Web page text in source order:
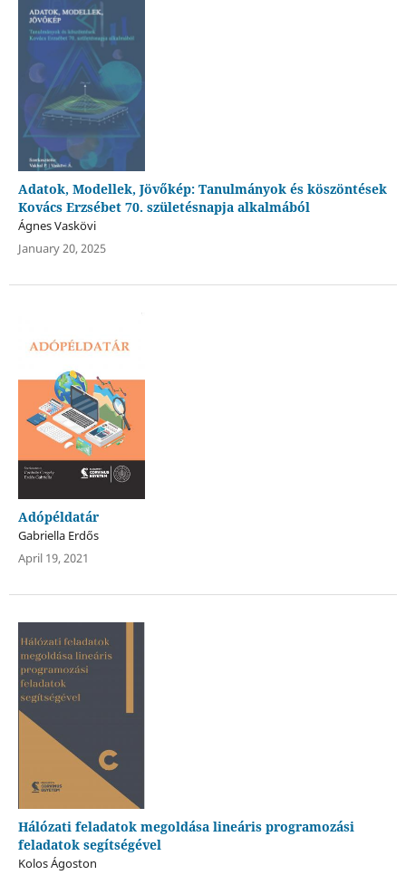
Adatok, Modellek, Jövőkép: Tanulmányok és köszöntések
Kovács Erzsébet 70. születésnapja alkalmából
Ágnes Vaskövi
January 20, 2025
Adópéldatár
Gabriella Erdős
April 19, 2021
Hálózati feladatok megoldása lineáris programozási
feladatok segítségével
Kolos Ágoston